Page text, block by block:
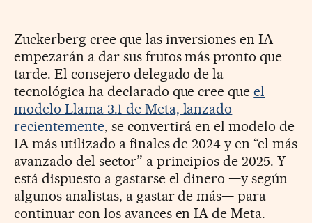
Zuckerberg cree que las inversiones en IA
empezarán a dar sus frutos más pronto que
tarde. El consejero delegado de la
tecnológica ha declarado que cree queel
modelo Llama 3.1 de Meta, lanzado
recientemente, se convertirá en el modelo de
IA más utilizado a finales de 2024 y en “el más
avanzado del sector” a principios de 2025. Y
está dispuesto a gastarse el dinero —y según
algunos analistas, a gastar de más— para
continuar con los avances en IA de Meta.